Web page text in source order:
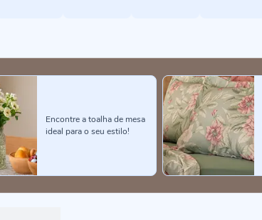
Encontre a toalha de mesa
ideal para o seu estilo!